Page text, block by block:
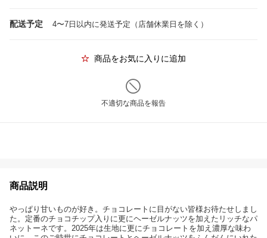
配送予定 4〜7日以内に発送予定（店舗休業日を除く）
商品をお気に入りに追加
不適切な商品を報告
商品説明
やっぱり甘いものが好き。チョコレートに目がない皆様お待たせしまし
た。定番のチョコチップ入りに更にヘーゼルナッツを加えたリッチなパ
ネットーネです。2025年は生地に更にチョコレートを加え濃厚な味わ